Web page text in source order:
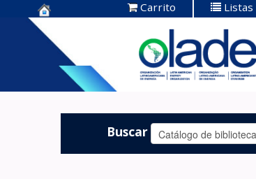
Centro de
Documentación
OLADE -
Carrito Listas
Buscar